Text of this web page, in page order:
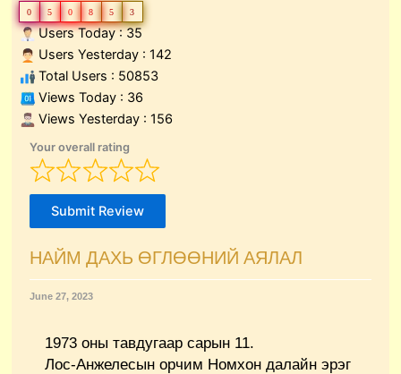
0 5 0 8 5 3
Users Today : 35
Users Yesterday : 142
Total Users : 50853
Views Today : 36
Views Yesterday : 156
Your overall rating
Submit Review
НАЙМ ДАХЬ ӨГЛӨӨНИЙ АЯЛАЛ
June 27, 2023
1973 оны тавдугаар сарын 11.
Лос-Анжелесын орчим Номхон далайн эрэг